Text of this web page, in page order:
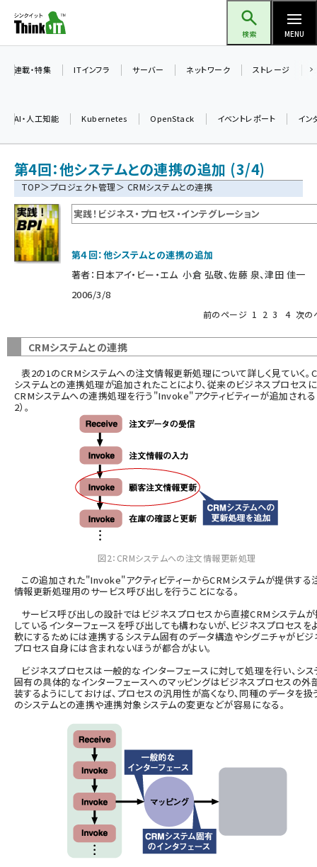
ン
ツ
検索 MENU
ai (2521)
加藤銘のチーム貢献～仲間と築いた勝利の絆～ (2346)
iot女子会 (2303)
北海道をのんびり旅する晴山佳須夫のヒント集！ (2068)
drupal (1980)
genai (1503)
ai crunch (1374)
連載・特集 ITインフラ サーバー ネットワーク ストレージ
AI・人工知能 Kubernetes OpenStack イベントレポート イン
第4回：他システムとの連携の追加 (3/4)
TOP＞プロジェクト管理＞ CRMシステムとの連携
実践！ビジネス・プロセス・インテグレーション
第４回：他システムとの連携の追加
著者： 日本アイ・ビー・エム 小倉 弘敬、佐藤 泉、津田 佳一
2006/3/8
前のページ 1 2 34 次の
CRMシステムとの連携
表2の1のCRMシステムへの注文情報更新処理について詳しく見ていく。
システムとの連携処理が追加されたことにより、従来のビジネスプロセス
CRMシステムへの連携処理を行う"Invoke"アクティビティーが追加される
2）。
図2：CRMシステムへの注文情報更新処理
この追加された"Invoke"アクティビティーからCRMシステムが提供する
情報更新処理用のサービス呼び出しを行うことになる。
サービス呼び出しの設計ではビジネスプロセスから直接CRMシステム
しているインターフェースを呼び出しても構わないが、ビジネスプロセスを
軟にするためには連携するシステム固有のデータ構造やシグニチャがビジ
プロセス自身には含まれないほうが都合がよい。
ビジネスプロセスは一般的なインターフェースに対して処理を行い、シス
固有の具体的なインターフェースへのマッピングはビジネスプロセスの外
装するようにしておけば、プロセスの汎用性が高くなり、同種のデータを扱
のシステムとの連携や連携対象システムの変更などが容易になる。